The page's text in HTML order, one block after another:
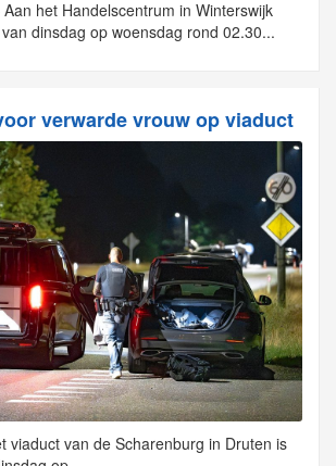
Aan het Handelscentrum in Winterswijk
dinsdag op woensdag rond 02.30...
verwarde vrouw op viaduct
viaduct van de Scharenburg in Druten is